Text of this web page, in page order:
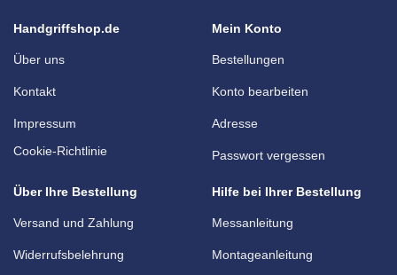
Handgriffshop.de
Über uns
Kontakt
Impressum
Cookie-Richtlinie
Mein Konto
Bestellungen
Konto bearbeiten
Adresse
Passwort vergessen
Über Ihre Bestellung
Versand und Zahlung
Widerrufsbelehrung
Hilfe bei Ihrer Bestellung
Messanleitung
Montageanleitung